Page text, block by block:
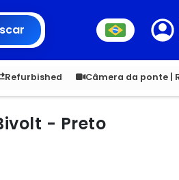
Refurbished Câmera da ponte |
1,900 1.00
- Preto